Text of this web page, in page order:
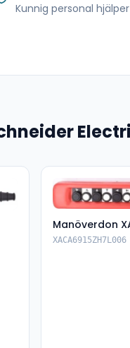
Kunnig personal
Manöverdon
XACA6915ZH7L006